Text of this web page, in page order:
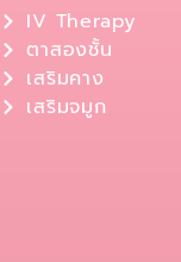
IV Therapy
ตาสองชั้น
เสริมคาง
เสริมจมูก